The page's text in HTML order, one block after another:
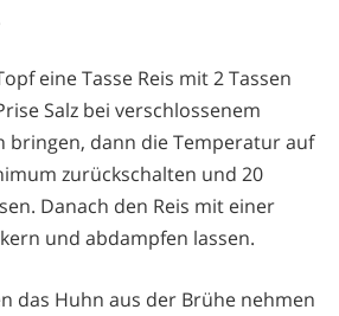
eine Tasse Reis mit 2 Tassen
Salz bei verschlossenem
bringen, dann die Temperatur auf
zurückschalten und 20
Danach den Reis mit einer
und abdampfen lassen.
das Huhn aus der Brühe nehmen